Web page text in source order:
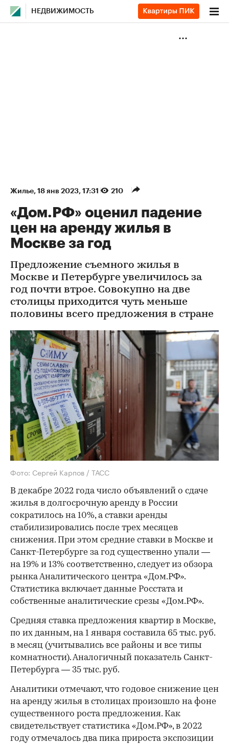
НЕДВИЖИМОСТЬ
Жилье⁠, 18 янв 2023, 17:31 210
«Дом.РФ» оценил падение
цен на аренду жилья в
Москве за год
Предложение съемного жилья в
Москве и Петербурге увеличилось за
год почти втрое. Совокупно на две
столицы приходится чуть меньше
половины всего предложения в стране
Фото: Сергей Карпов / ТАСС
В декабре 2022 года число объявлений о сдаче
жилья в долгосрочную аренду в России
сократилось на 10%, а ставки аренды
стабилизировались после трех месяцев
снижения. При этом средние ставки в Москве и
Санкт-Петербурге за год существенно упали —
на 19% и 13% соответственно, следует из обзора
рынка Аналитического центра «Дом.РФ».
Статистика включает данные Росстата и
собственные аналитические срезы «Дом.РФ».
Средняя ставка предложения квартир в Москве,
по их данным, на 1 января составила 65 тыс. руб.
в месяц (учитывались все районы и все типы
комнатности). Аналогичный показатель Санкт-
Петербурга — 35 тыс. руб.
Аналитики отмечают, что годовое снижение цен
на аренду жилья в столицах произошло на фоне
существенного роста предложения. Как
свидетельствует статистика «Дом.РФ», в 2022
году отмечалось два пика прироста экспозиции